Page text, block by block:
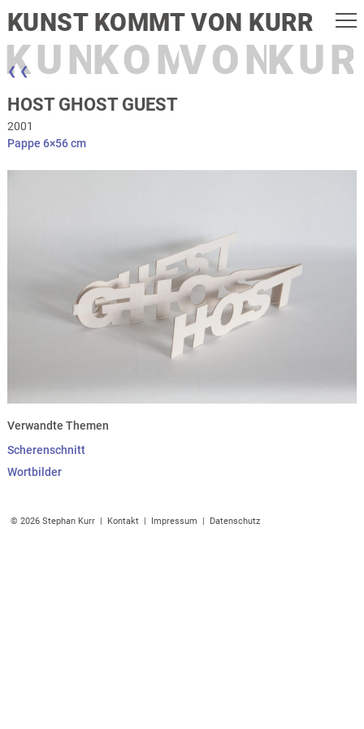
KUNST KOMMT VON KURR
KUNSTKOMMT
VON
❮ ❮
HOST GHOST GUEST
2001
Pappe 6×56 cm
Verwandte Themen
Scherenschnitt
Wortbilder
© 2026 Stephan Kurr | Kontakt | Impressum | Datenschutz